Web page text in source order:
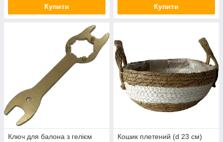
Купити Купити
Ключ для балона з гелієм
Кошик плетений (d 23 см)